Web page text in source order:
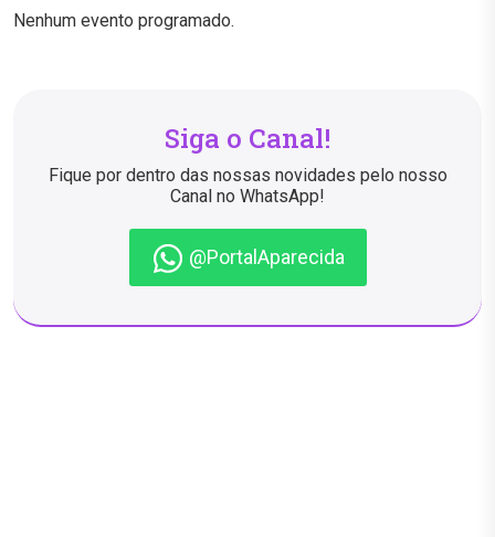
Nenhum evento programado.
Siga o Canal!
Fique por dentro das nossas novidades pelo nosso
Canal no WhatsApp!
@PortalAparecida